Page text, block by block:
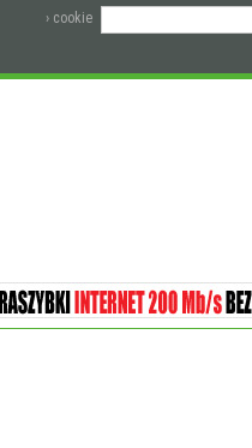
› cookie